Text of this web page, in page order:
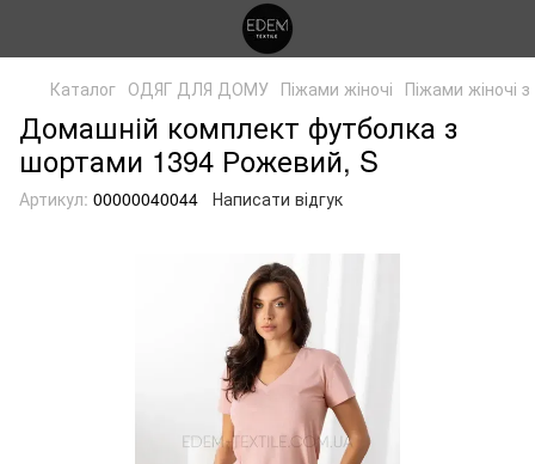
Каталог ОДЯГ ДЛЯ ДОМУ Піжами жіночі Піжами жіночі
Домашній комплект футболка з
шортами 1394 Рожевий, S
Артикул: 00000040044 Написати відгук